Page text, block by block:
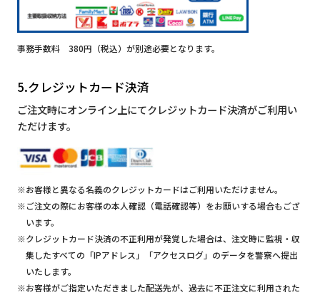
事務手数料 380円（税込）が別途必要となります。
5.クレジットカード決済
ご注文時にオンライン上にてクレジットカード決済がご利用い
ただけます。
※お客様と異なる名義のクレジットカードはご利用いただけません。
※ご注文の際にお客様の本人確認（電話確認等）をお願いする場合もござ
います。
※クレジットカード決済の不正利用が発覚した場合は、注文時に監視・収
集したすべての「IPアドレス」「アクセスログ」のデータを警察へ提出
いたします。
※お客様がご指定いただきました配送先が、過去に不正注文に利用された